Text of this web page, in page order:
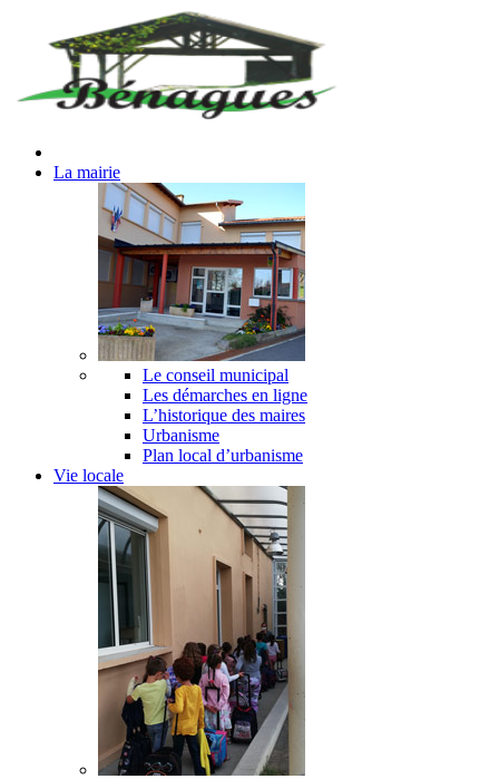
La mairie
Le conseil municipal
Les démarches en ligne
L’historique des maires
Urbanisme
Plan local d’urbanisme
Vie locale